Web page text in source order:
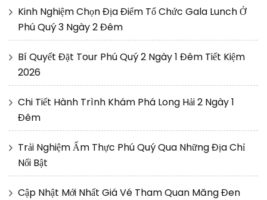
Kinh Nghiệm Chọn Địa Điểm Tổ Chức Gala Lunch Ở
Phú Quý 3 Ngày 2 Đêm
Bí Quyết Đặt Tour Phú Quý 2 Ngày 1 Đêm Tiết Kiệm
2026
Chi Tiết Hành Trình Khám Phá Long Hải 2 Ngày 1
Đêm
Trải Nghiệm Ẩm Thực Phú Quý Qua Những Địa Chỉ
Nổi Bật
Cập Nhật Mới Nhất Giá Vé Tham Quan Măng Đen